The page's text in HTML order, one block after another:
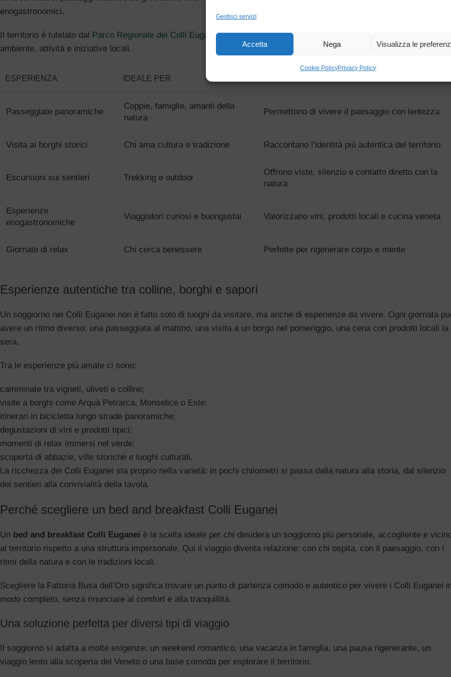
Gestisci servizi
Accetta Nega Visualizza le
Cookie PolicyPrivacy Policy
enogastronomici.
Il territorio è tutelato dal Parco Regionale dei Colli Euganei, punto di riferimento autorevole per conoscere sentieri,
ambiente, attività e iniziative locali.
ESPERIENZA IDEALE PER
Passeggiate panoramiche
Coppie, famiglie, amanti della
natura
Permettono di vivere il paesaggio con lentezza
Visita ai borghi storici Chi ama cultura e tradizione Raccontano l’identità più autentica del territorio
Escursioni sui sentieri Trekking e outdoor
Offrono viste, silenzio e contatto diretto con la
natura
Esperienze
enogastronomiche
Viaggiatori curiosi e buongustai Valorizzano vini, prodotti locali e cucina veneta
Giornate di relax Chi cerca benessere Perfette per rigenerare corpo e mente
Esperienze autentiche tra colline, borghi e sapori
Un soggiorno nei Colli Euganei non è fatto solo di luoghi da visitare, ma anche di esperienze da vivere. Ogni giornata
avere un ritmo diverso: una passeggiata al mattino, una visita a un borgo nel pomeriggio, una cena con prodotti locali la
sera.
Tra le esperienze più amate ci sono:
camminate tra vigneti, uliveti e colline;
visite a borghi come Arquà Petrarca, Monselice o Este;
itinerari in bicicletta lungo strade panoramiche;
degustazioni di vini e prodotti tipici;
momenti di relax immersi nel verde;
scoperta di abbazie, ville storiche e luoghi culturali.
La ricchezza dei Colli Euganei sta proprio nella varietà: in pochi chilometri si passa dalla natura alla storia, dal silenzio
dei sentieri alla convivialità della tavola.
Perché scegliere un bed and breakfast Colli Euganei
Un bed and breakfast Colli Euganei è la scelta ideale per chi desidera un soggiorno più personale, accogliente e
al territorio rispetto a una struttura impersonale. Qui il viaggio diventa relazione: con chi ospita, con il paesaggio, con i
ritmi della natura e con le tradizioni locali.
Scegliere la Fattoria Busa dell’Oro significa trovare un punto di partenza comodo e autentico per vivere i Colli Euganei
modo completo, senza rinunciare al comfort e alla tranquillità.
Una soluzione perfetta per diversi tipi di viaggio
Il soggiorno si adatta a molte esigenze: un weekend romantico, una vacanza in famiglia, una pausa rigenerante, un
viaggio lento alla scoperta del Veneto o una base comoda per esplorare il territorio.